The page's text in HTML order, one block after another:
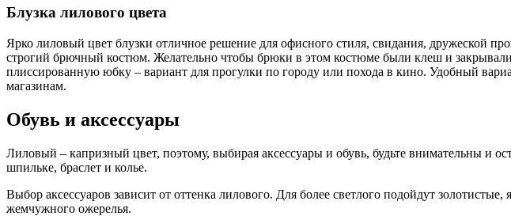
Блузка лилового цвета
Ярко лиловый цвет блузки отличное решение для офисного стиля, свидания, дружеской
строгий брючный костюм. Желательно чтобы брюки в этом костюме были клеш и
плиссированную юбку – вариант для прогулки по городу или похода в кино. Удобный
магазинам.
Обувь и аксессуары
Лиловый – капризный цвет, поэтому, выбирая аксессуары и обувь, будьте внимательны
шпильке, браслет и колье.
Выбор аксессуаров зависит от оттенка лилового. Для более светлого подойдут
жемчужного ожерелья.